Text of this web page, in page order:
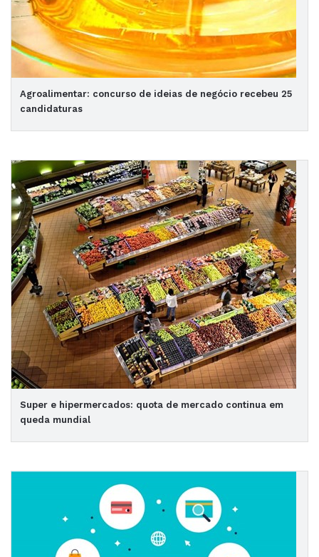
Agroalimentar: concurso de ideias de negócio recebeu 25
candidaturas
Super e hipermercados: quota de mercado continua em
queda mundial